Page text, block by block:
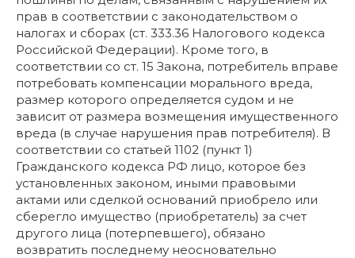
прав в соответствии с законодательством о
налогах и сборах (ст. 333.36 Налогового кодекса
Российской Федерации). Кроме того, в
соответствии со ст. 15 Закона, потребитель вправе
потребовать компенсации морального вреда,
размер которого определяется судом и не
зависит от размера возмещения имущественного
вреда (в случае нарушения прав потребителя). В
соответствии со статьей 1102 (пункт 1)
Гражданского кодекса РФ лицо, которое без
установленных законом, иными правовыми
актами или сделкой оснований приобрело или
сберегло имущество (приобретатель) за счет
другого лица (потерпевшего), обязано
возвратить последнему неосновательно